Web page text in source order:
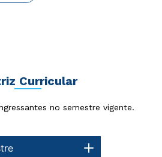
Curricular
no semestre vigente.